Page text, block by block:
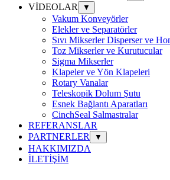
VİDEOLAR ▼
Vakum Konveyörler
Elekler ve Separatörler
Sıvı Mikserler Disperser ve
Toz Mikserler ve Kurutucular
Sigma Mikserler
Klapeler ve Yön Klapeleri
Rotary Vanalar
Teleskopik Dolum Şutu
Esnek Bağlantı Aparatları
CinchSeal Salmastralar
REFERANSLAR
PARTNERLER
▼
HAKKIMIZDA
İLETİŞİM